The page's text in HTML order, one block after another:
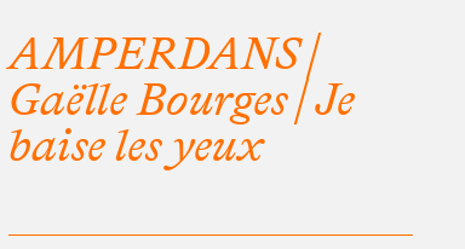
AMPERDANS |
Gaëlle Bourges | Je
baise les yeux